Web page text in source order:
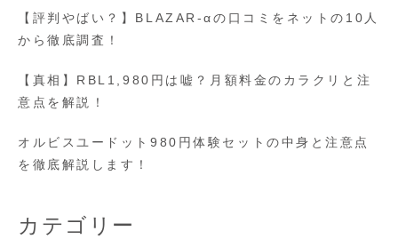
【評判やばい？】BLAZAR-αの口コミをネットの10人
から徹底調査！
【真相】RBL1,980円は嘘？月額料金のカラクリと注
意点を解説！
オルビスユードット980円体験セットの中身と注意点
を徹底解説します！
カテゴリー